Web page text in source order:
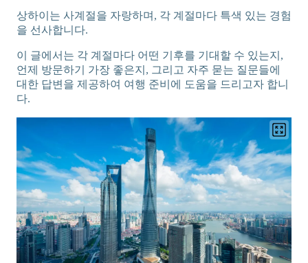
상하이는 사계절을 자랑하며, 각 계절마다 특색 있는 경험
을 선사합니다.
이 글에서는 각 계절마다 어떤 기후를 기대할 수 있는지,
언제 방문하기 가장 좋은지, 그리고 자주 묻는 질문들에
대한 답변을 제공하여 여행 준비에 도움을 드리고자 합니
다.